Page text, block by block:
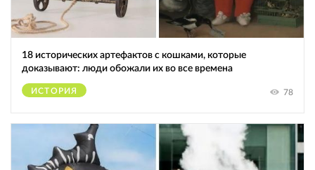
18 исторических артефактов с кошками, которые
доказывают: люди обожали их во все времена
ИСТОРИЯ 78